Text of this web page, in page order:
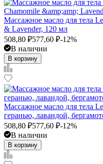
Массажное масло для тела
& Lavender, 120 мл
508,80 ₽577,60 ₽-12%
В наличии
В корзину
Массажное масло для тела
геранью, лавандой,
508,80 ₽577,60 ₽-12%
В наличии
В корзину